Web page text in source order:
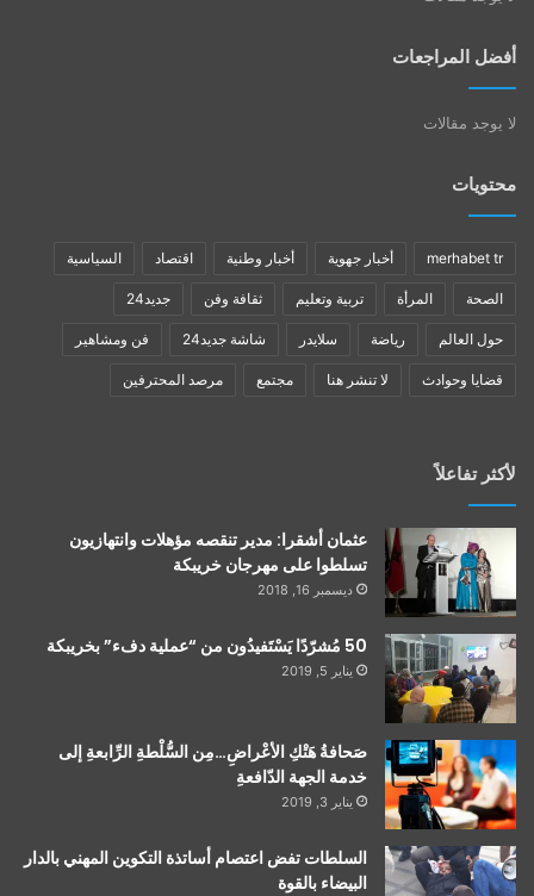
أفضل المراجعات
لا يوجد مقالات
محتويات
merhabet tr أخبار جهوية أخبار وطنية اقتصاد السياسية
الصحة المرأة تربية وتعليم ثقافة وفن جديد24
حول العالم رياضة سلايدر شاشة جديد24 فن ومشاهير
قضايا وحوادث لا تنشر هنا مجتمع مرصد المحترفين
لأكثر تفاعلاً
عثمان أشقرا: مدير تنقصه مؤهلات وانتهازيون
تسلطوا على مهرجان خريبكة
ديسمبر 16, 2018
50 مُشرّدًا يَسْتَفيدُون من “عملية دفء” بخريبكة
يناير 5, 2019
صَحافةُ هَتْكِ الأعْراضِ…مِن السُّلْطةِ الرِّابعةِ إلى
خدمة الجهة الدّافعةِ
يناير 3, 2019
السلطات تفض اعتصام أساتذة التكوين المهني بالدار
البيضاء بالقوة